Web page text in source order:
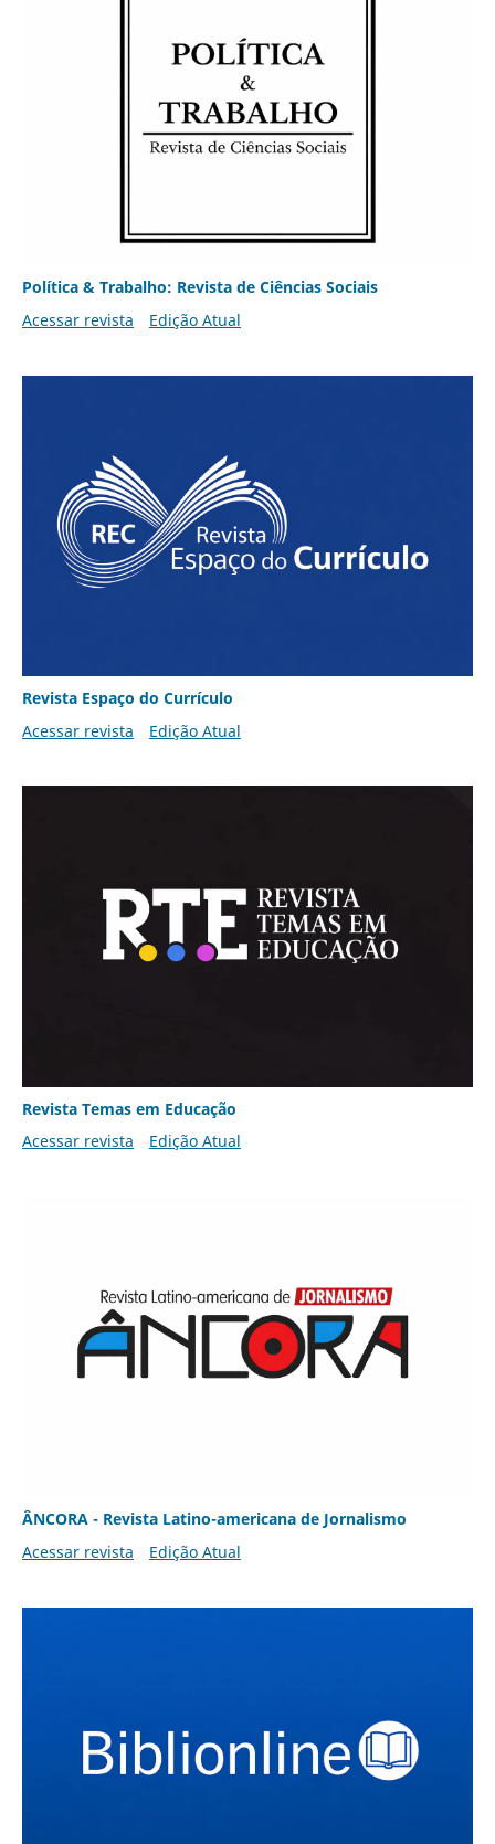
Política & Trabalho: Revista de Ciências Sociais
Acessar revista
Edição Atual
Revista Espaço do Currículo
Acessar revista
Edição Atual
Revista Temas em Educação
Acessar revista
Edição Atual
ÂNCORA - Revista Latino-americana de Jornalismo
Acessar revista
Edição Atual